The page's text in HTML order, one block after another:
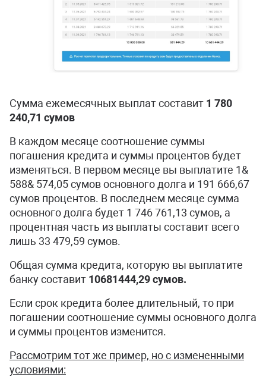
Сумма ежемесячных выплат составит 1 780
240,71 сумов
В каждом месяце соотношение суммы
погашения кредита и суммы процентов будет
изменяться. В первом месяце вы выплатите 1&
588& 574,05 сумов основного долга и 191 666,67
сумов процентов. В последнем месяце сумма
основного долга будет 1 746 761,13 сумов, а
процентная часть из выплаты составит всего
лишь 33 479,59 сумов.
Общая сумма кредита, которую вы выплатите
банку составит 10681444,29 сумов.
Если срок кредита более длительный, то при
погашении соотношение суммы основного долга
и суммы процентов изменится.
Рассмотрим тот же пример, но с измененными
условиями: